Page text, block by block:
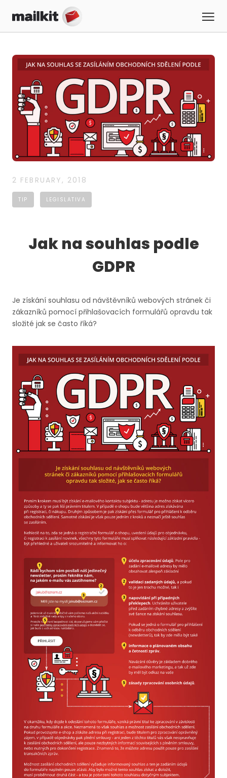
2 FEBRUARY, 2018
TIP LEGISLATIVA
Jak na souhlas podle
GDPR
Je získání souhlasu od návštěvníků webových stránek či
zákazníků pomocí přihlašovacích formulářů opravdu tak
složité jak se často říká?